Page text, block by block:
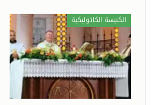
الكنيسة الكاثوليكية